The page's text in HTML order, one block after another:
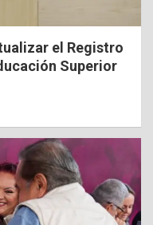
el Registro
Superior